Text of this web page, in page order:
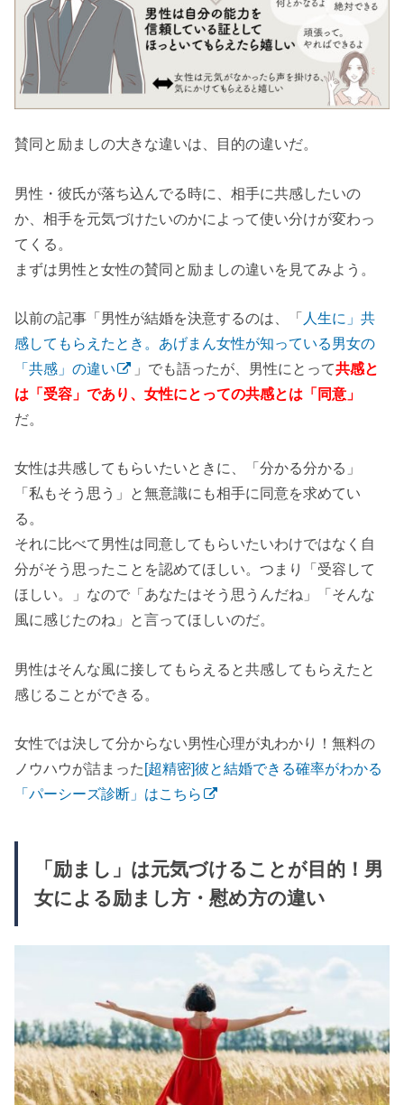
賛同と励ましの大きな違いは、目的の違いだ。
男性・彼氏が落ち込んでる時に、相手に共感したいの
か、相手を元気づけたいのかによって使い分けが変わっ
てくる。
まずは男性と女性の賛同と励ましの違いを見てみよう。
以前の記事「男性が結婚を決意するのは、「 人生に」共
感してもらえたとき。あげまん女性が知っている男女の
「共感」の違い
」でも語ったが、男性にとって共感と
は「受容」であり、女性にとっての共感とは「同意」
だ。
女性は共感してもらいたいときに、「分かる分かる」
「私もそう思う」と無意識にも相手に同意を求めてい
る。
それに 比べて男性は同意してもらいたいわけではなく自
分がそう思ったことを認めてほしい。つまり「受容して
ほしい。
」 なので「あなたはそう思うんだね」「そんな
風に感じたのね」と言ってほしいのだ。
男性はそんな風に接してもらえると共感してもらえたと
感じることができる。
女性では決して分からない男性心理が丸わかり！無料の
ノウハウが詰まった[超精密]彼と結婚できる確率がわかる
「パーシーズ診断」はこちら
「励まし」は元気づけることが目的！男
女による励まし方・慰め方の違い